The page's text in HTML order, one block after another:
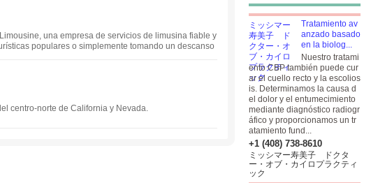
una empresa de servicios de limusina fiable y
populares o simplemente tomando un descanso
centro-norte de California y Nevada.
Tratamiento av
anzado basado
en la biolog...
Nuestro tratami
ento CBP también puede cur
ar el cuello recto y la escolios
is. Determinamos la causa d
el dolor y el entumecimiento
mediante diagnóstico radiogr
áfico y proporcionamos un tr
atamiento fund...
+1 (408) 738-8610
ミッシマー寿美子 ドクタ
ー・オブ・カイロプラクティ
ック